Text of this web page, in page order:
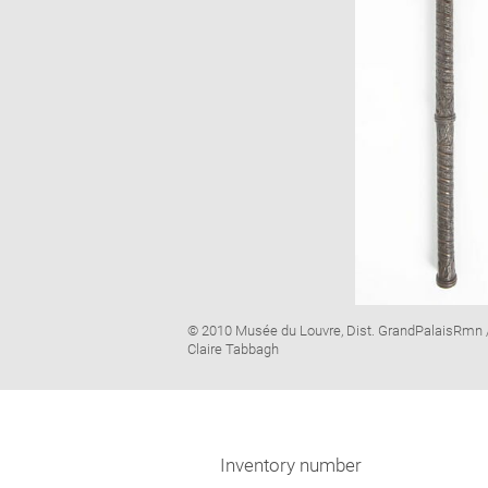
Image
caption:
© 2010 Musée du Louvre, Dist. GrandPalaisRmn
Claire Tabbagh
Inventory number